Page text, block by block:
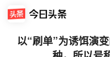
以“刷单”为诱饵演